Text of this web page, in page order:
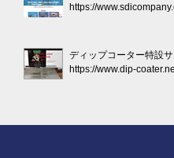
https://
ディップコーター特設サ
https://www.dip-